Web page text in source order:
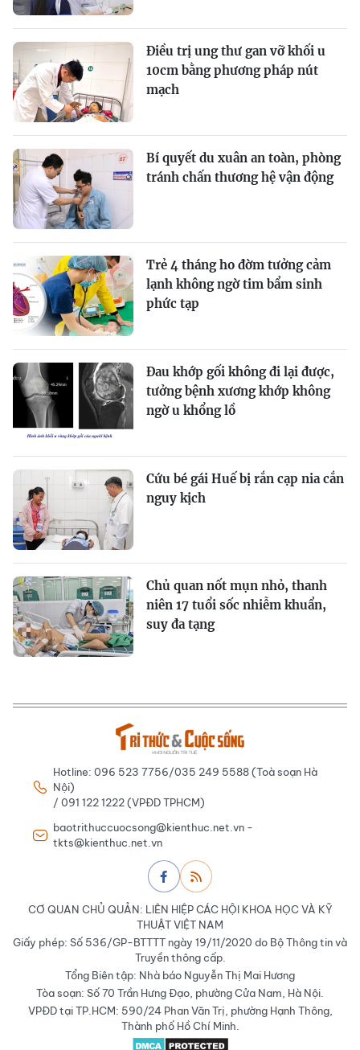
Điều trị ung thư gan vỡ khối u
10cm bằng phương pháp nút
mạch
Bí quyết du xuân an toàn, phòng
tránh chấn thương hệ vận động
Trẻ 4 tháng ho đờm tưởng cảm
lạnh không ngờ tim bẩm sinh
phức tạp
Đau khớp gối không đi lại được,
tưởng bệnh xương khớp không
ngờ u khổng lồ
Cứu bé gái Huế bị rắn cạp nia cắn
nguy kịch
Chủ quan nốt mụn nhỏ, thanh
niên 17 tuổi sốc nhiễm khuẩn,
suy đa tạng
Hotline: 096 523 7756/035 249 5588 (Toà soạn Hà
Nội)
/ 091 122 1222 (VPĐD TPHCM)
baotrithuccuocsong@kienthuc.net.vn -
tkts@kienthuc.net.vn
CƠ QUAN CHỦ QUẢN: LIÊN HIỆP CÁC HỘI KHOA HỌC VÀ KỸ
THUẬT VIỆT NAM
Giấy phép: Số 536/GP-BTTTT ngày 19/11/2020 do Bộ Thông tin và
Truyền thông cấp.
Tổng Biên tập: Nhà báo Nguyễn Thị Mai Hương
Tòa soạn: Số 70 Trần Hưng Đạo, phường Cửa Nam, Hà Nội.
VPĐD tại TP.HCM: 590/24 Phan Văn Trị, phường Hạnh Thông,
Thành phố Hồ Chí Minh.